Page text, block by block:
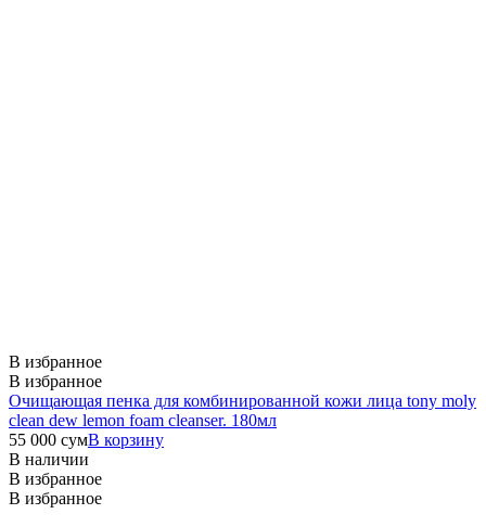
В избранное
В избранное
Очищающая пенка для комбинированной кожи лица tony moly
clean dew lemon foam cleanser. 180мл
55 000 сумВ корзину
В наличии
В избранное
В избранное